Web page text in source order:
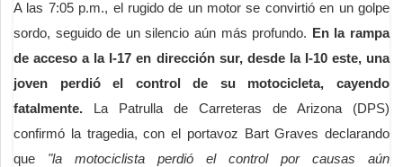
A las 7:05 p.m., el rugido de un motor se convirtió en un golpe
sordo, seguido de un silencio aún más profundo. En la rampa
de acceso a la I-17 en dirección sur, desde la I-10 este, una
joven perdió el control de su motocicleta, cayendo
fatalmente. La Patrulla de Carreteras de Arizona (DPS)
confirmó la tragedia, con el portavoz Bart Graves declarando
que "la motociclista perdió el control por causas aún